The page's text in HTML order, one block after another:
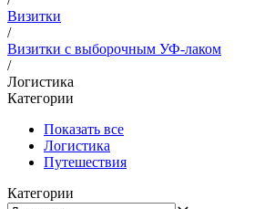
Визитки
/
Визитки с выборочным УФ-лаком
/
Логистика
Категории
Показать все
Логистика
Путешествия
Категории